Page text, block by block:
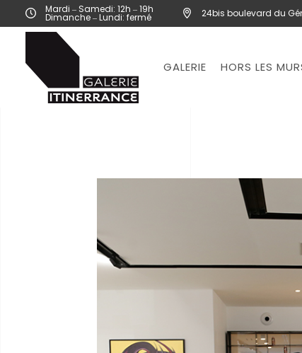
Mardi ‒ Samedi: 12h ‒ 19h
Dimanche ‒ Lundi: fermé 24bis boulevard du
GALERIE HORS LES